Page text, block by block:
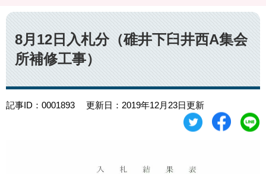
。て
本
文
へ
本
文
8月12日入札分（碓井下臼井西A集会
所補修工事）
記事ID：0001893 更新日：2019年12月23日更新